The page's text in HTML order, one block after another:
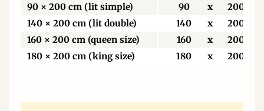
90 × 200 cm (lit simple)
90 x
200
140 × 200 cm (lit double)
140 x
200
160 × 200 cm (queen size)
160 x
200
180 × 200 cm (king size)
180 x 200